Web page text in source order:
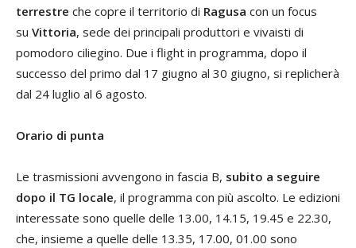
terrestre che copre il territorio di Ragusa con un focus
su Vittoria, sede dei principali produttori e vivaisti di
pomodoro ciliegino. Due i flight in programma, dopo il
successo del primo dal 17 giugno al 30 giugno, si replicherà
dal 24 luglio al 6 agosto.
Orario di punta
Le trasmissioni avvengono in fascia B, subito a seguire
dopo il TG locale, il programma con più ascolto. Le edizioni
interessate sono quelle delle 13.00, 14.15, 19.45 e 22.30,
che, insieme a quelle delle 13.35, 17.00, 01.00 sono